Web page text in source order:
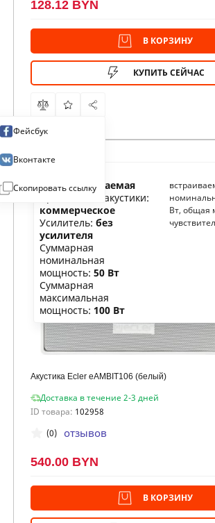
128.12 BYN
В КОРЗИНУ
КУПИТЬ СЕЙЧАС
Фейсбук
Вконтакте
Скопировать ссылку
Акустика Ecler eAMBIT106 (белый)
Доставка в течение 2-3 дней
ID товара: 102958
Тип:встраиваемая
Применение акустики:
коммерческое
Усилитель: без
усилителя
Суммарная
номинальная
мощность: 50 Вт
Суммарная
максимальная
мощность: 100 Вт
Вт, общая
(0) отзывов
540.00 BYN
В КОРЗИНУ